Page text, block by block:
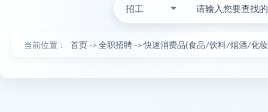
招工
当前位置： 首页 ->全职招聘 ->快速消费品(食品/饮料/烟酒/化